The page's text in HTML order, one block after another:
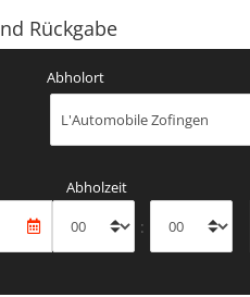
Rückgabe
Abholort
Abholzeit
: